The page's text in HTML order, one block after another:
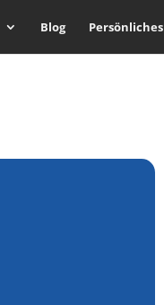
Blog Persönliches